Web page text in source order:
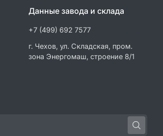
Данные завода и склада
+7 (499) 692 7577
г. Чехов, ул. Складская, пром.
зона Энергомаш, строение 8/1